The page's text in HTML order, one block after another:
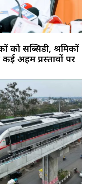
को सब्सिडी, श्रमिकों
अहम प्रस्तावों पर